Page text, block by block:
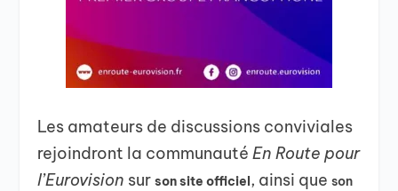
Les amateurs de discussions conviviales
rejoindront la communautéEn Route pour
l’Eurovision surson site officiel, ainsi queson